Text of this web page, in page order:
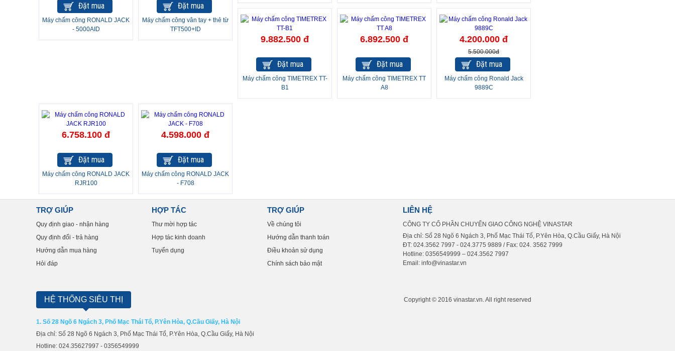
Đặt mua
Máy chấm công RONALD JACK
- 5000AID
Đặt mua
Máy chấm công vân tay + thẻ từ
TFT500+ID
9.882.500 đ
Đặt mua
Máy chấm công TIMETREX TT-
B1
6.892.500 đ
Đặt mua
Máy chấm công TIMETREX TT
A8
4.200.000 đ
5.500.000đ
Đặt mua
Máy chấm công Ronald Jack
9889C
6.758.100 đ
Đặt mua
Máy chấm công RONALD JACK
RJR100
4.598.000 đ
Đặt mua
Máy chấm công RONALD JACK
- F708
TRỢ GIÚP
Quy định giao - nhận hàng
Quy định đổi - trả hàng
Hướng dẫn mua hàng
Hỏi đáp
HỢP TÁC
Thư mời hợp tác
Hợp tác kinh doanh
Tuyển dụng
TRỢ GIÚP
Về chúng tôi
Hướng dẫn thanh toán
Điều khoản sử dụng
Chính sách bảo mật
LIÊN HỆ
CÔNG TY CỔ PHẦN CHUYỂN GIAO CÔNG NGHỆ VINASTAR
Địa chỉ: Số 28 Ngõ 6 Ngách 3, Phố Mạc Thái Tổ, P.Yên Hòa, Q.Cầu Giấy, Hà Nội
ĐT: 024.3562 7997 - 024.3775 9889 / Fax: 024. 3562 7999
Hotline: 0356549999 – 024.3562 7997
Email: info@vinastar.vn
HỆ THỐNG SIÊU THỊ Copyright © 2016 vinastar.vn. All right reserved
1. Số 28 Ngõ 6 Ngách 3, Phố Mạc Thái Tổ, P.Yên Hòa, Q.Cầu Giấy, Hà Nội
Địa chỉ: Số 28 Ngõ 6 Ngách 3, Phố Mạc Thái Tổ, P.Yên Hòa, Q.Cầu Giấy, Hà Nội
Hotline: 024.35627997 - 0356549999